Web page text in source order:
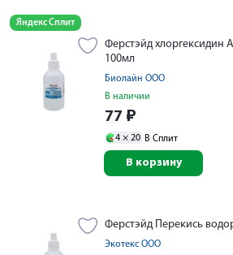
Яндекс Сплит
Ферстэйд хлоргексидин
100мл
Биолайн ООО
В наличии
77 ₽
4 × 20 В Сплит
В корзину
Ферстэйд Перекись
Экотекс ООО